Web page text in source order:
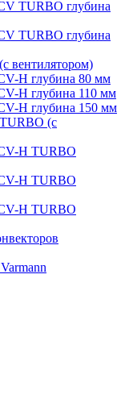
TURBO глубина
TURBO глубина
вентилятором)
H глубина 80 мм
H глубина 110 мм
H глубина 150 мм
(c
H TURBO
H TURBO
H TURBO